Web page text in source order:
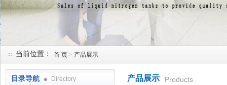
当前位置： 首 页 > 产品展示
目录导航 Directory 产品展示 Products